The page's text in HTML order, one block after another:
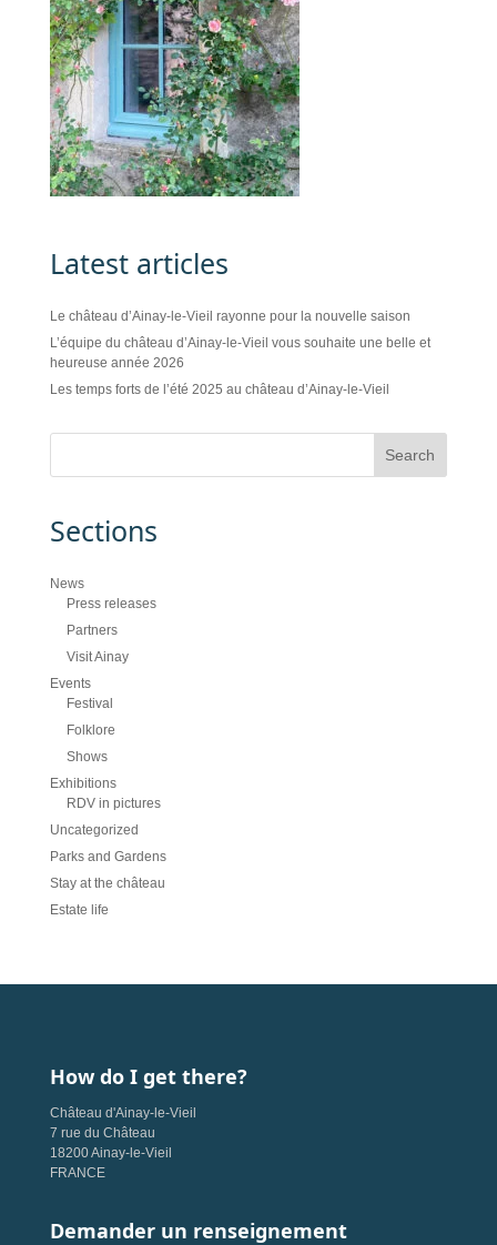
Latest articles
Le château d’Ainay-le-Vieil rayonne pour la nouvelle saison
L’équipe du château d’Ainay-le-Vieil vous souhaite une belle et
heureuse année 2026
Les temps forts de l’été 2025 au château d’Ainay-le-Vieil
Sections
News
Press releases
Partners
Visit Ainay
Events
Festival
Folklore
Shows
Exhibitions
RDV in pictures
Uncategorized
Parks and Gardens
Stay at the château
Estate life
How do I get there?
Château d'Ainay-le-Vieil
7 rue du Château
18200 Ainay-le-Vieil
FRANCE
Demander un renseignement